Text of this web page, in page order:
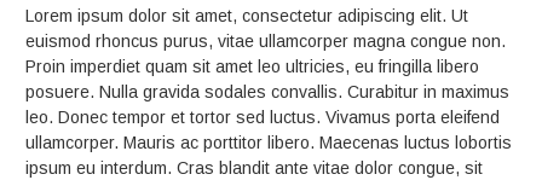
Lorem ipsum dolor sit amet, consectetur adipiscing elit. Ut
euismod rhoncus purus, vitae ullamcorper magna congue non.
Proin imperdiet quam sit amet leo ultricies, eu fringilla libero
posuere. Nulla gravida sodales convallis. Curabitur in maximus
leo. Donec tempor et tortor sed luctus. Vivamus porta eleifend
ullamcorper. Mauris ac porttitor libero. Maecenas luctus lobortis
ipsum eu interdum. Cras blandit ante vitae dolor congue, sit